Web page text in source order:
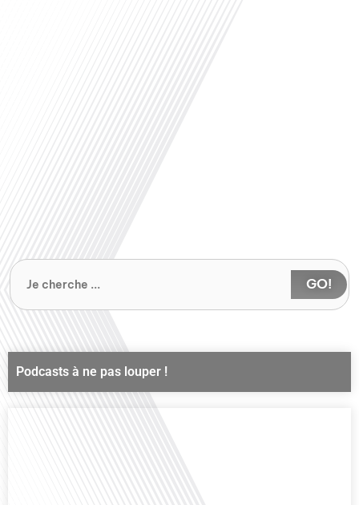
GO!
Podcasts à ne pas louper !